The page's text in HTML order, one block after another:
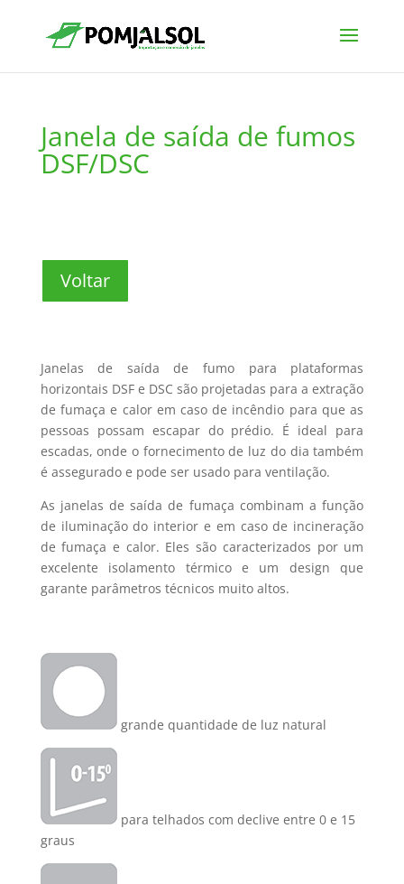
Janela de saída de fumos
DSF/DSC
Voltar
Janelas de saída de fumo para plataformas
horizontais DSF e DSC são projetadas para a extração
de fumaça e calor em caso de incêndio para que as
pessoas possam escapar do prédio. É ideal para
escadas, onde o fornecimento de luz do dia também
é assegurado e pode ser usado para ventilação.
As janelas de saída de fumaça combinam a função
de iluminação do interior e em caso de incineração
de fumaça e calor. Eles são caracterizados por um
excelente isolamento térmico e um design que
garante parâmetros técnicos muito altos.
grande quantidade de luz natural
para telhados com declive entre 0 e 15
graus